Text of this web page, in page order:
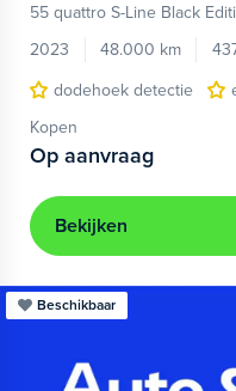
55 quattro S-Line Black
2023
48.000 km
dodehoek detectie
Kopen
Op aanvraag
Bekijken
Beschikbaar